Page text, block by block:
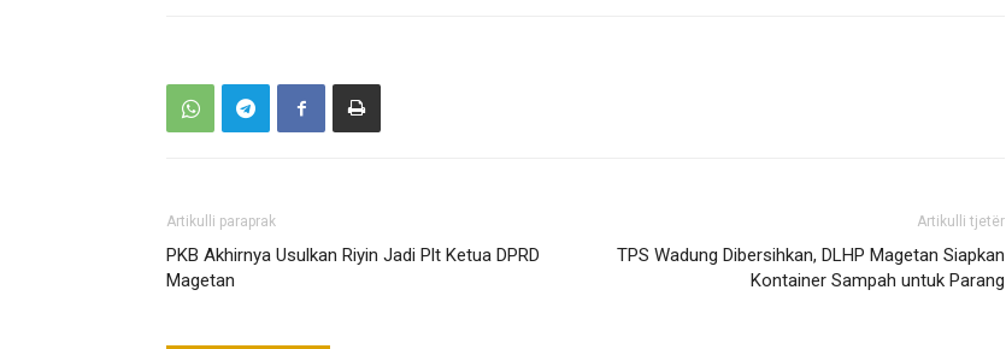
Artikulli paraprak
PKB Akhirnya Usulkan Riyin Jadi Plt Ketua DPRD
Magetan
Artikulli tjetër
TPS Wadung Dibersihkan, DLHP Magetan Siapkan
Kontainer Sampah untuk Parang